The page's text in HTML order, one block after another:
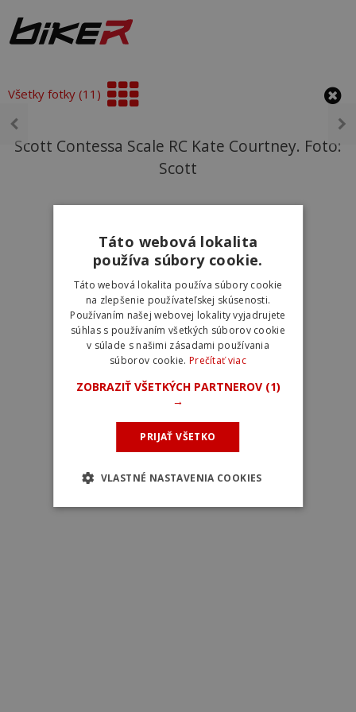
Všetky fotky (11)
Scott Contessa Scale RC Kate Courtney. Foto:
Scott
Táto webová lokalita
používa súbory cookie.
Táto webová lokalita používa súbory cookie
na zlepšenie používateľskej skúsenosti.
Používaním našej webovej lokality vyjadrujete
súhlas s používaním všetkých súborov cookie
v súlade s našimi zásadami používania
súborov cookie. Prečítať viac
ZOBRAZIŤ VŠETKÝCH PARTNEROV (1)
→
PRIJAŤ VŠETKO
VLASTNÉ NASTAVENIA COOKIES